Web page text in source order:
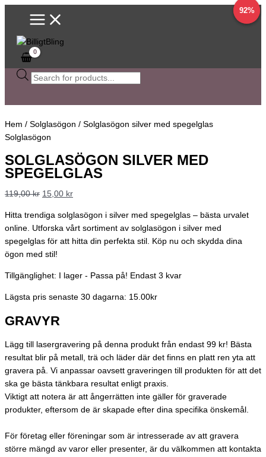
HoppaMain
Sök
efter
Hem / Solglasögon / Solglasögon silver med spegelglas
Solglasögon
SOLGLASÖGON SILVER MED
SPEGELGLAS
119,00kr
Det
ursprungliga
var:
15,00 kr
Det
Hitta trendiga solglasögon i silver med spegelglas – bästa urvalet
online. Utforska vårt sortiment av solglasögon i silver med
spegelglas för att hitta din perfekta stil. Köp nu och skydda dina
ögon med stil!
Tillgänglighet: I lager - Passa på! Endast 3 kvar
Lägsta pris senaste 30 dagarna: 15.00kr
GRAVYR
Lägg till lasergravering på denna produkt från endast 99 kr! Bästa
resultat blir på metall, trä och läder där det finns en platt ren yta att
gravera på. Vi anpassar oavsett graveringen till produkten för att det
ska ge bästa tänkbara resultat enligt praxis.
Viktigt att notera är att ångerrätten inte gäller för graverade
produkter, eftersom de är skapade efter dina specifika önskemål.
För företag eller föreningar som är intresserade av att gravera
större mängd av varor eller presenter, är du välkommen att kontakta
Solglasögon
spegelglas
mängd
92%
92%
Det
Det